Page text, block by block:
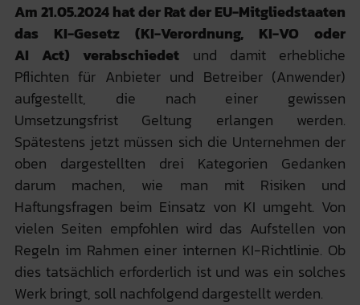
Am 21.05.2024 hat der Rat der EU-Mitgliedstaaten
das KI-Gesetz (KI-Verordnung, KI-VO oder
AI Act) verabschiedet und damit erhebliche
Pflichten für Anbieter und Betreiber (Anwender)
aufgestellt, die nach einer gewissen
Umsetzungsfrist Geltung erlangen werden.
Spätestens jetzt müssen sich die Unternehmen der
oben dargestellten drei Kategorien Gedanken
darum machen, wie man mit Risiken und
Haftungsfragen beim Einsatz von KI umgeht. Von
vielen Seiten empfohlen wird das Aufstellen von
Regeln im Rahmen einer internen KI-Richtlinie. Ob
dies tatsächlich erforderlich ist und was ein solches
Werk bringt, soll nachfolgend dargestellt werden.